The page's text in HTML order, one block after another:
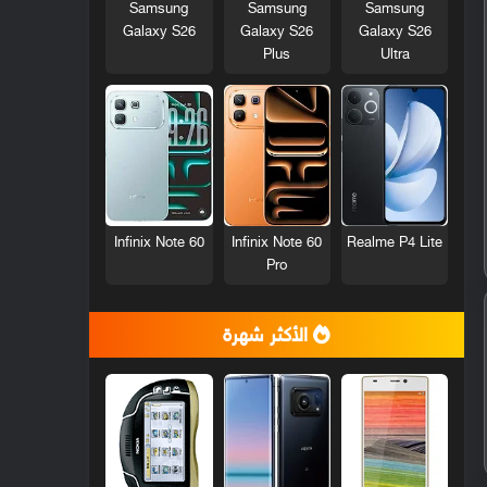
Samsung
Galaxy S26
Ultra
Samsung
Galaxy S26
Plus
Samsung
Galaxy S26
Realme P4 Lite
Infinix Note 60
Pro
Infinix Note 60
الأكثر شهرة